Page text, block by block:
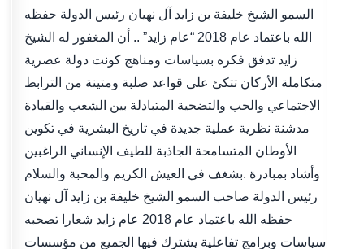
السمو الشيخ خليفة بن زايد آل نهيان رئيس الدولة حفظه
الله باعتماد عام 2018 “عام زايد” .. أن المغفور له الشيخ
زايد تدفق فكره بسياسات ومناهج كونت دولة عصرية
متكاملة الأركان تتكئ على قواعد صلبة ومتينة من الترابط
الاجتماعي والحب والتضحية المتبادلة بين الشعب والقيادة
مدشنة نظرية عملية جديدة في تاريخ البشرية في تكوين
الأوطان المتسامحة الجاذبة للطيف الإنساني الراغبين
بشغف في العيش الكريم والمحبة والسلام. ‎وأشاد بمبادرة
صاحب السمو الشيخ خليفة بن زايد آل نهيان ‎رئيس الدولة
حفظه الله باعتماد عام 2018 عام زايد شعارا تصحبه
سياسات وبرامج تفاعلية يشترك فيها الجميع من مؤسسات